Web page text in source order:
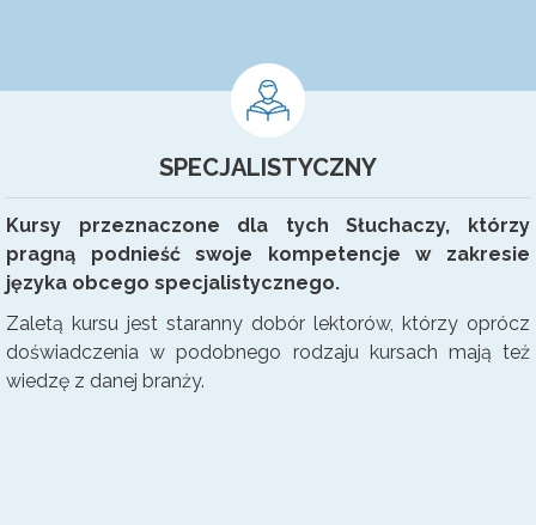
SPECJALISTYCZNY
Kursy przeznaczone dla tych Słuchaczy, którzy
pragną podnieść swoje kompetencje w zakresie
języka obcego specjalistycznego.
Zaletą kursu jest staranny dobór lektorów, którzy oprócz
doświadczenia w podobnego rodzaju kursach mają też
wiedzę z danej branży.